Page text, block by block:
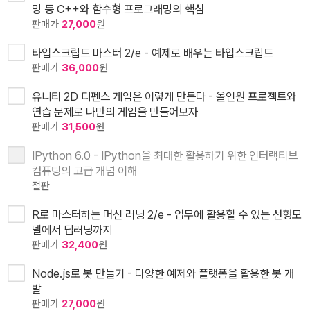
밍 등 C++와 함수형 프로그래밍의 핵심
판매가 27,000원
타입스크립트 마스터 2/e - 예제로 배우는 타입스크립트
판매가 36,000원
유니티 2D 디펜스 게임은 이렇게 만든다 - 올인원 프로젝트와
연습 문제로 나만의 게임을 만들어보자
판매가 31,500원
IPython 6.0 - IPython을 최대한 활용하기 위한 인터랙티브
컴퓨팅의 고급 개념 이해
절판
R로 마스터하는 머신 러닝 2/e - 업무에 활용할 수 있는 선형모
델에서 딥러닝까지
판매가 32,400원
Node.js로 봇 만들기 - 다양한 예제와 플랫폼을 활용한 봇 개
발
판매가 27,000원